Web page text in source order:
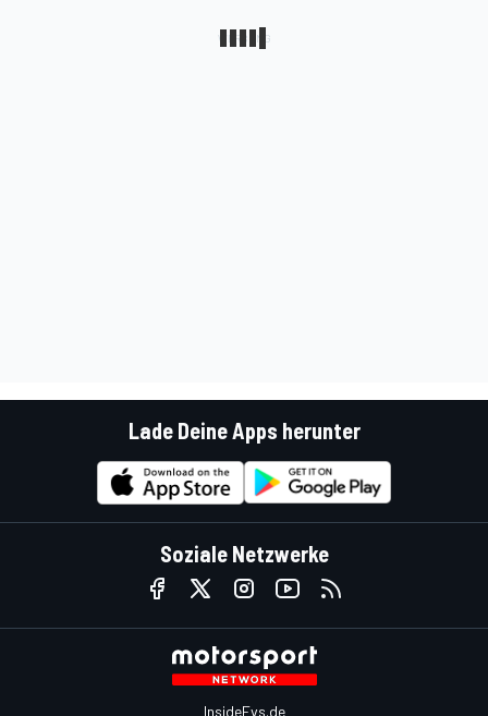
Lade Deine Apps herunter
Soziale Netzwerke
InsideEvs.de